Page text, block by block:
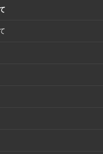
ー受付開始
新商品】「日本画の巨匠たち」